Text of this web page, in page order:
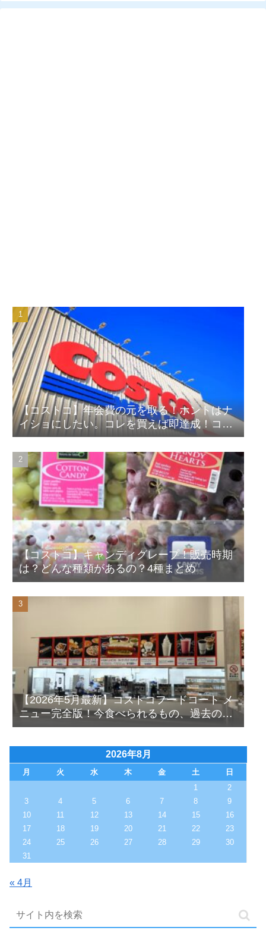
【コストコ】年会費の元を取る！ホントはナ
イショにしたい。コレを買えば即達成！コス
パ良しランキング！
【コストコ】キャンディグレープ！販売時期
は？どんな種類があるの？4種まとめ
【2026年5月最新】コストコフードコート メ
ニュー完全版！今食べられるもの、過去の人
気メニューも写真付きで徹底解説！
2026年8月
月 火 水 木 金 土
日
1
2
3
4 5 6 7 8
9
10
11 12 13 14 15
16
17
18 19 20 21 22
23
24
25 26 27 28 29
30
31
« 4月